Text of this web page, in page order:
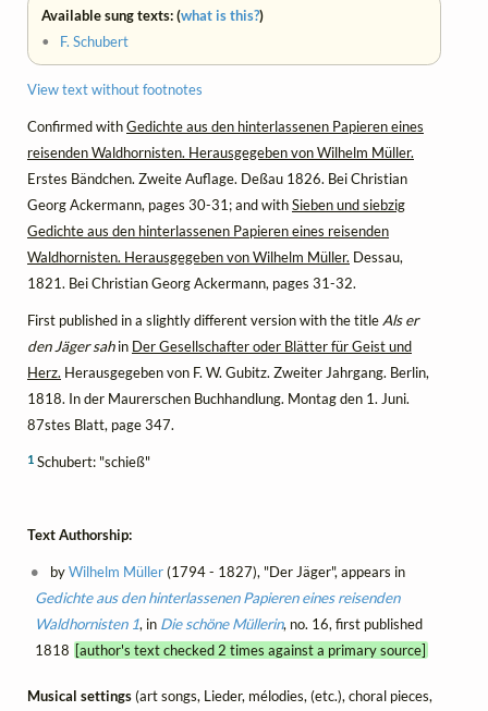
Available sung texts: (what is this?)
• F. Schubert
View text without footnotes
Confirmed withGedichte aus den hinterlassenen Papieren eines
reisenden Waldhornisten. Herausgegeben von Wilhelm Müller.
Erstes Bändchen. Zweite Auflage. Deßau 1826. Bei Christian
Georg Ackermann, pages 30-31; and withSieben und siebzig
Gedichte aus den hinterlassenen Papieren eines reisenden
Waldhornisten. Herausgegeben von Wilhelm Müller. Dessau,
1821. Bei Christian Georg Ackermann, pages 31-32.
First published in a slightly different version with the titleAls er
den Jäger sahin Der Gesellschafter oder Blätter für Geist und
Herz. Herausgegeben von F. W. Gubitz. Zweiter Jahrgang. Berlin,
1818. In der Maurerschen Buchhandlung. Montag den 1. Juni.
87stes Blatt, page 347.
1 Schubert: "schieß"
Text Authorship:
byWilhelm Müller(1794 - 1827), "Der Jäger", appears in
Gedichte aus den hinterlassenen Papieren eines reisenden
Waldhornisten 1, in Die schöne Müllerin, no. 16, first published
1818 [author's text checked 2 times against a primary source]
Musical settings(art songs, Lieder, mélodies, (etc.), choral pieces,